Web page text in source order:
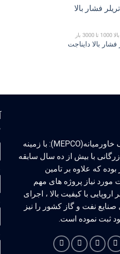
بار
بالا دایناجت
فعالیت پترو مکانیک خاورمیانه(MEPCO): با زمینه
با بیش از ده سال سابقه
که علاوه بر تامین
نیاز پروژه های مهم
اروپایی با کیفیت بالا ، اجرای
نفت و گاز کشور را نیز
ثبت نموده است.